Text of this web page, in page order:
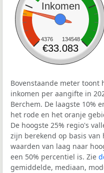
Inkomen
4376 134548
€33.083
Bovenstaande meter
inkomen per aangifte in
Berchem. De laagste 10%
het rode en het oranje
De hoogste 25% regio's
zijn berekend op basis
waarden van laag naar
een 50% percentiel is. Zie
gemiddelde, mediaan,